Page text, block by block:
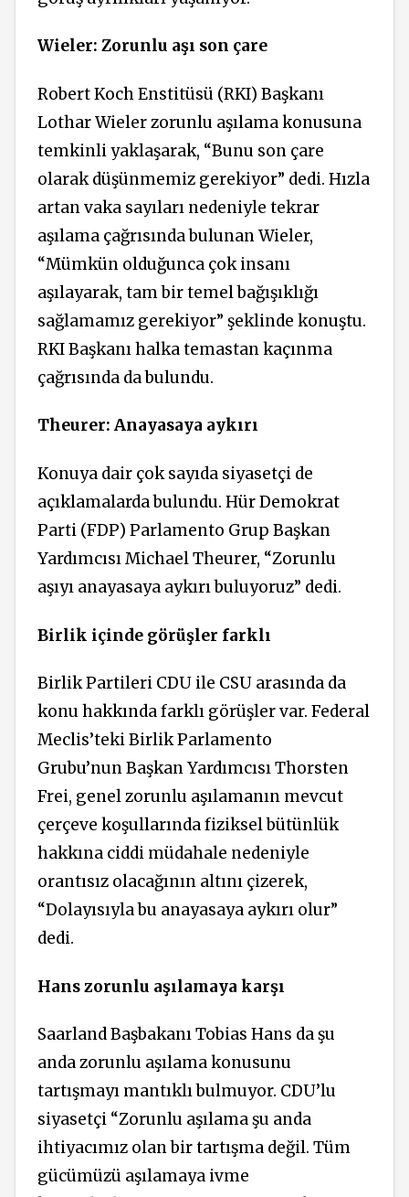
Wieler: Zorunlu aşı son çare
Robert Koch Enstitüsü (RKI) Başkanı
Lothar Wieler zorunlu aşılama konusuna
temkinli yaklaşarak, “Bunu son çare
olarak düşünmemiz gerekiyor” dedi. Hızla
artan vaka sayıları nedeniyle tekrar
aşılama çağrısında bulunan Wieler,
“Mümkün olduğunca çok insanı
aşılayarak, tam bir temel bağışıklığı
sağlamamız gerekiyor” şeklinde konuştu.
RKI Başkanı halka temastan kaçınma
çağrısında da bulundu.
Theurer: Anayasaya aykırı
Konuya dair çok sayıda siyasetçi de
açıklamalarda bulundu. Hür Demokrat
Parti (FDP) Parlamento Grup Başkan
Yardımcısı Michael Theurer, “Zorunlu
aşıyı anayasaya aykırı buluyoruz” dedi.
Birlik içinde görüşler farklı
Birlik Partileri CDU ile CSU arasında da
konu hakkında farklı görüşler var. Federal
Meclis’teki Birlik Parlamento
Grubu’nun Başkan Yardımcısı Thorsten
Frei, genel zorunlu aşılamanın mevcut
çerçeve koşullarında fiziksel bütünlük
hakkına ciddi müdahale nedeniyle
orantısız olacağının altını çizerek,
“Dolayısıyla bu anayasaya aykırı olur”
dedi.
Hans zorunlu aşılamaya karşı
Saarland Başbakanı Tobias Hans da şu
anda zorunlu aşılama konusunu
tartışmayı mantıklı bulmuyor. CDU’lu
siyasetçi “Zorunlu aşılama şu anda
ihtiyacımız olan bir tartışma değil. Tüm
gücümüzü aşılamaya ivme